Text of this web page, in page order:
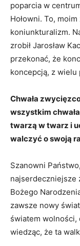
poparcia w
Hołowni. To,
koniunkturalizm.
zrobił Jarosław
przekonać, że
koncepcją, z wielu
Chwała
wszystkim
twarzą w twarz i
walczyć o swoją
Szanowni
najserdeczniejsze
Bożego
zawsze nowy
światem wolności,
wiedząc, że ta